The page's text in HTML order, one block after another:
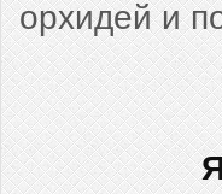
орхидей и